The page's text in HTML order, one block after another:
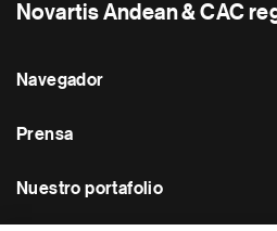
Novartis Andean & CAC
Navegador
Prensa
Nuestro portafolio